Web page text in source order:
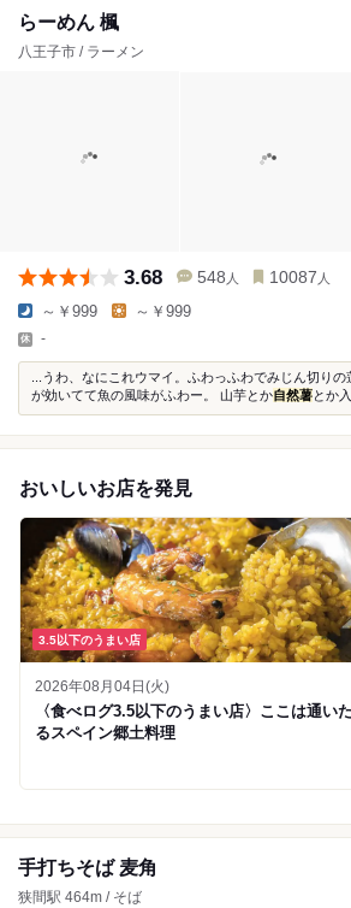
らーめん 楓
八王子市 / ラーメン
3.68 548 人 10087 人
～￥999 ～￥999
-
...うわ、なにこれウマイ。ふわっふわでみじん切り
が効いてて魚の風味がふわー。 山芋とか自然薯とか
おいしいお店を発見
3.5以下のうまい店
2026年08月04日(火)
〈食べログ3.5以下のうまい店〉ここは通い
るスペイン郷土料理
手打ちそば 麦角
狭間駅 464m / そば